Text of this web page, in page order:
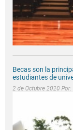
Becas son la
estudiantes de
2 de Octubre 2020 Por: